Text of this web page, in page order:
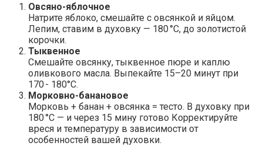
Овсяно-яблочное
Натрите яблоко, смешайте с овсянкой и яйцом.
Лепим, ставим в духовку — 180 °C, до золотистой
корочки.
Тыквенное
Смешайте овсянку, тыквенное пюре и каплю
оливкового масла. Выпекайте 15–20 минут при
170 - 180°C.
Морковно-банановое
Морковь + банан + овсянка = тесто. В духовку при
180 °C — и через 15 мину готово Корректируйте
вреся и температуру в зависимости от
особенностей вашей духовки.